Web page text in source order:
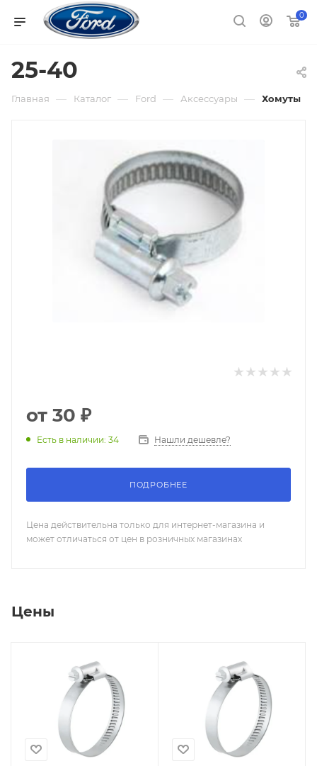
0
25-40
Главная — Каталог — Ford — Аксессуары — Хомуты
от 30 ₽
Есть в наличии: 34 Нашли дешевле?
ПОДРОБНЕЕ
Цена действительна только для интернет-магазина и
может отличаться от цен в розничных магазинах
Цены